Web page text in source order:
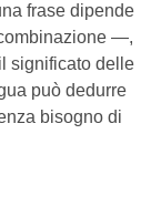
frase dipende
—,
significato delle
può dedurre
bisogno di